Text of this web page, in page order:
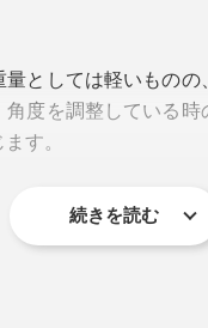
とMagSafe対応のワイ
マートガジェットを
る「マジェットスタ
量としては軽いもの
角度を調整している
す。
続きを読む